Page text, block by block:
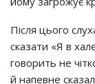
Після цього
сказати «Я в
говорить не
й напевне